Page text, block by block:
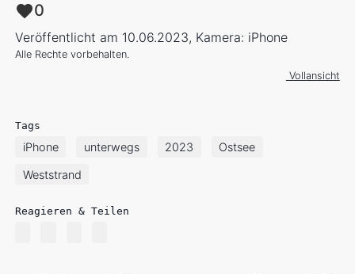
0
Veröffentlicht am 10.06.2023, Kamera: iPhone
Alle Rechte vorbehalten.
Vollansicht
Tags
iPhone unterwegs 2023 Ostsee
Weststrand
Reagieren & Teilen